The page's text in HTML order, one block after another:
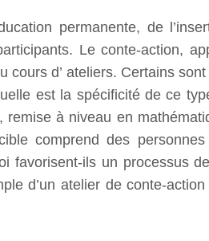
permanente, de
Le conte-action,
cours d’ ateliers. Certains
est la spécificité de ce
remise à niveau en
comprend des
favorisent-ils un processus
d’un atelier de conte-